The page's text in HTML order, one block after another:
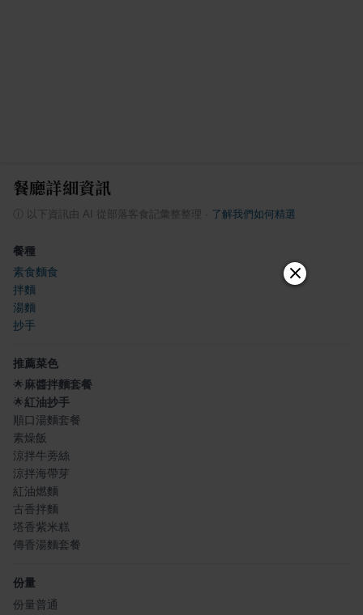
餐廳詳細資訊
以下資訊由 AI 從部落客食記彙整整理 了解我們如何精選
餐種
素食麵食
拌麵
湯麵
抄手
推薦菜色
🌟麻醬拌麵套餐
🌟紅油抄手
順口湯麵套餐
素燥飯
涼拌牛蒡絲
涼拌海帶芽
紅油燃麵
古香拌麵
塔香紫米糕
傳香湯麵套餐
份量
份量普通